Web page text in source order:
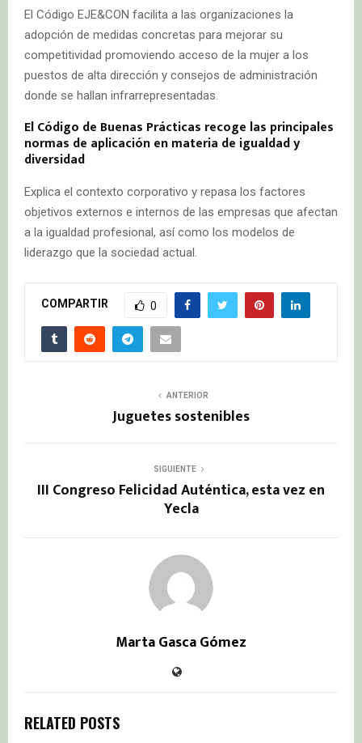
El Código EJE&CON facilita a las organizaciones la
adopción de medidas concretas para mejorar su
competitividad promoviendo acceso de la mujer a los
puestos de alta dirección y consejos de administración
donde se hallan infrarrepresentadas.
El Código de Buenas Prácticas recoge las principales
normas de aplicación en materia de igualdad y
diversidad
Explica el contexto corporativo y repasa los factores
objetivos externos e internos de las empresas que afectan
a la igualdad profesional, así como los modelos de
liderazgo que la sociedad actual.
COMPARTIR 0
ANTERIOR
Juguetes sostenibles
SIGUIENTE
III Congreso Felicidad Auténtica, esta vez en
Yecla
Marta Gasca Gómez
RELATED POSTS